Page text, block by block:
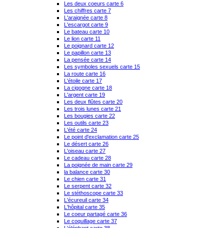
Les deux coeurs carte 6
Les chiffres carte 7
L'araignée carte 8
L'escargot carte 9
Le bateau carte 10
Le lion carte 11
Le poignard carte 12
Le papillon carte 13
La pensée carte 14
Les symboles sexuels carte 15
La route carte 16
L'étoile carte 17
La cigogne carte 18
L'argent carte 19
Les deux flûtes carte 20
Les trois lunes carte 21
Les bougies carte 22
Les outils carte 23
L'été carte 24
Le point d'exclamation carte 25
Le désert carte 26
L'oiseau carte 27
Le cadeau carte 28
La poignée de main carte 29
la balance carte 30
Le chien carte 31
Le serpent carte 32
Le stéthoscope carte 33
L'écureuil carte 34
L'hôpital carte 35
Le coeur partagé carte 36
Le coquillage carte 37